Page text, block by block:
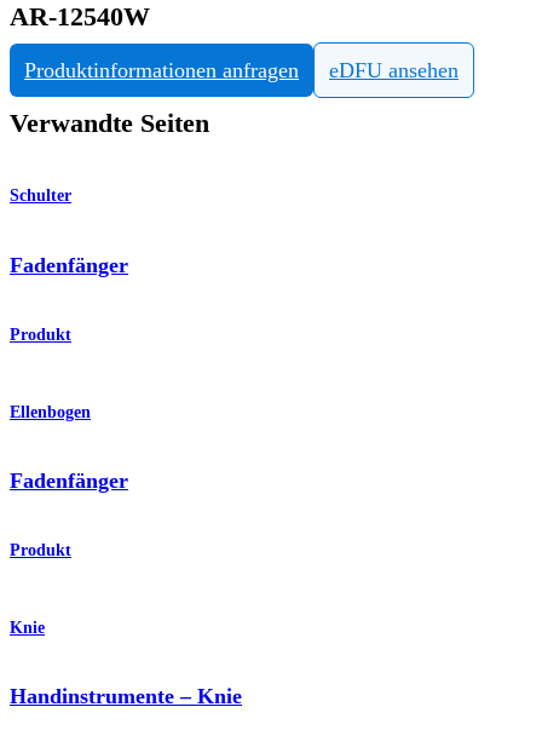
AR-12540W
Produktinformationen anfragen eDFU ansehen
Verwandte Seiten
Schulter
Fadenfänger
Produkt
Ellenbogen
Fadenfänger
Produkt
Knie
Handinstrumente – Knie